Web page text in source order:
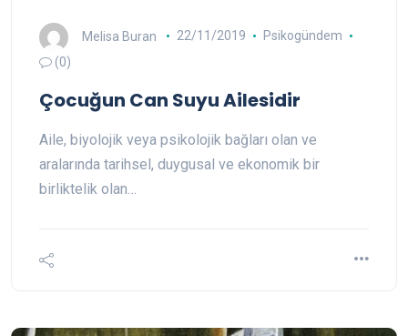
Melisa Buran 22/11/2019
Psikogündem
(0)
Çocuğun Can Suyu Ailesidir
Aile, biyolojik veya psikolojik bağları olan ve
aralarında tarihsel, duygusal ve ekonomik bir
birliktelik olan…